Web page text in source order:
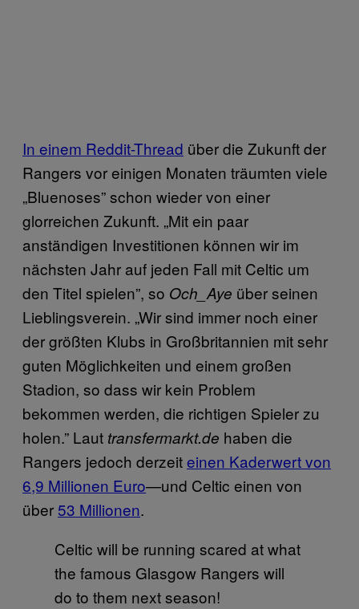
In einem Reddit-Thread über die Zukunft der
Rangers vor einigen Monaten träumten viele
„Bluenoses” schon wieder von einer
glorreichen Zukunft. „Mit ein paar
anständigen Investitionen können wir im
nächsten Jahr auf jeden Fall mit Celtic um
den Titel spielen”, so Och_Aye über seinen
Lieblingsverein. „Wir sind immer noch einer
der größten Klubs in Großbritannien mit sehr
guten Möglichkeiten und einem großen
Stadion, so dass wir kein Problem
bekommen werden, die richtigen Spieler zu
holen.” Laut transfermarkt.de haben die
Rangers jedoch derzeiteinen Kaderwert von
6,9 Millionen Euro—und Celtic einen von
über 53 Millionen.
Celtic will be running scared at what
the famous Glasgow Rangers will
do to them next season!